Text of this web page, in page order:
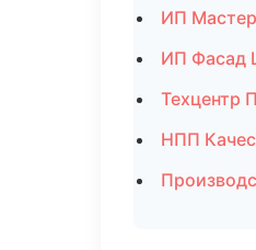
ИП
ИП Фасад
Техцентр
НПП